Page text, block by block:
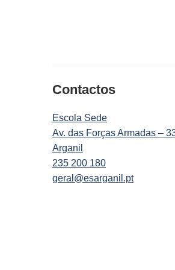
Contactos
Escola Sede
Av. das Forças Armadas –
Arganil
235 200 180
geral@esarganil.pt